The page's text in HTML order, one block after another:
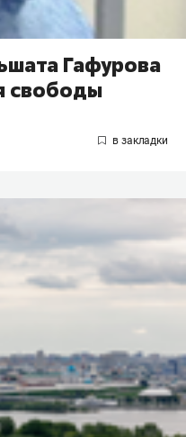
Гафурова
свободы